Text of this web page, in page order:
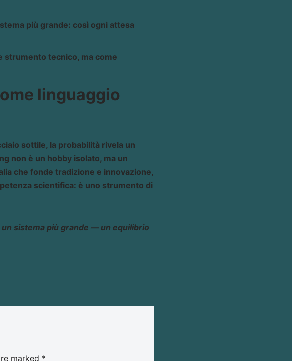
più grande: così ogni attesa
strumento tecnico, ma come
linguaggio
sottile, la probabilità rivela un
non è un hobby isolato, ma un
che fonde tradizione e innovazione,
scientifica: è uno strumento di
sistema più grande — un equilibrio
marked *